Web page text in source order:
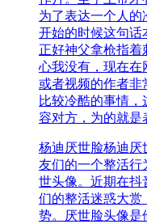
为了表达一个人的
开始的时候这句话
正好神父拿枪指着
心我没有，现在在
或者视频的作者非
比较冷酷的事情
容对方，为的就是
杨迪厌世脸杨迪厌
友们的一个整活行
世头像。近期在抖
们的整活迷惑大赏
势。厌世脸头像是